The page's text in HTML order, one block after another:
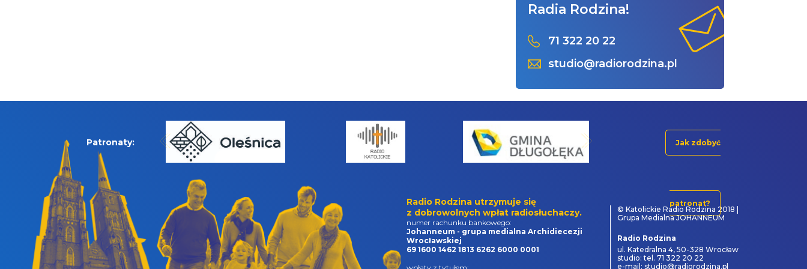
Radia Rodzina!
71 322 20 22
studio@radiorodzina.pl
Patronaty: Jak zdobyć
patronat?
Radio Rodzina utrzymuje się
z dobrowolnych wpłat radiosłuchaczy.
numer rachunku bankowego:
Johanneum - grupa medialna Archidiecezji
Wrocławskiej
69 1600 1462 1813 6262 6000 0001
© Katolickie Radio Rodzina 2018 |
Grupa Medialna JOHANNEUM
Radio Rodzina
ul. Katedralna 4, 50-328 Wrocław
studio: tel. 71 322 20 22
e-mail: studio@radiorodzina.pl